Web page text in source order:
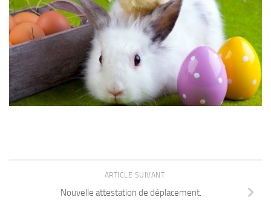
ARTICLE SUIVANT
Nouvelle attestation de déplacement.